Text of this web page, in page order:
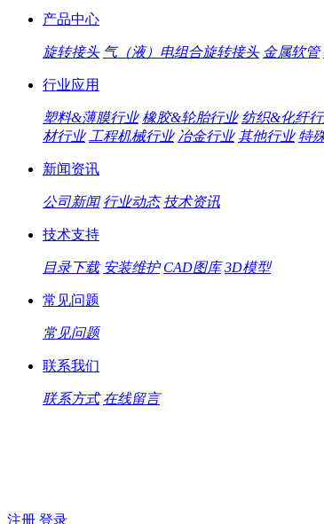
产品中心
旋转接头 气（液）电组合旋转接头 金属软管
行业应用
塑料&薄膜行业 橡胶&轮胎行业 纺织&化纤
材行业 工程机械行业 冶金行业 其他行业 特
新闻资讯
公司新闻 行业动态 技术资讯
技术支持
目录下载 安装维护 CAD图库 3D模型
常见问题
常见问题
联系我们
联系方式 在线留言
注册 登录